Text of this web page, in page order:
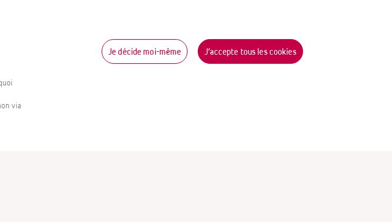
des bons de
via
Je décide moi-même J’accepte tous les cookies